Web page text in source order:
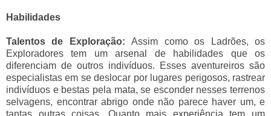
Habilidades
Talentos de Exploração:Assim como os Ladrões, os
Exploradores tem um arsenal de habilidades que os
diferenciam de outros indivíduos. Esses aventureiros são
especialistas em se deslocar por lugares perigosos, rastrear
indivíduos e bestas pela mata, se esconder nesses terrenos
selvagens, encontrar abrigo onde não parece haver um, e
tantas outras coisas. Quanto mais experiência tem um